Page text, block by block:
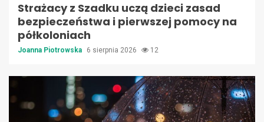
Strażacy z Szadku uczą dzieci zasad
bezpieczeństwa i pierwszej pomocy na
półkoloniach
Joanna Piotrowska 6 sierpnia 2026 12